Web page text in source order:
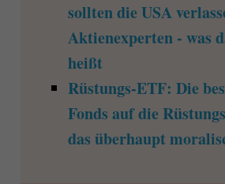
sollten die USA
Aktienexperten - was
heißt
Rüstungs-ETF: Die
Fonds auf die
das überhaupt